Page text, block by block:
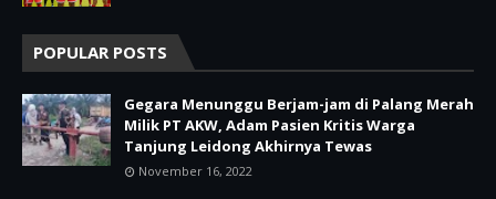
POPULAR POSTS
Gegara Menunggu Berjam-jam di Palang Merah
Milik PT AKW, Adam Pasien Kritis Warga
Tanjung Leidong Akhirnya Tewas
November 16, 2022